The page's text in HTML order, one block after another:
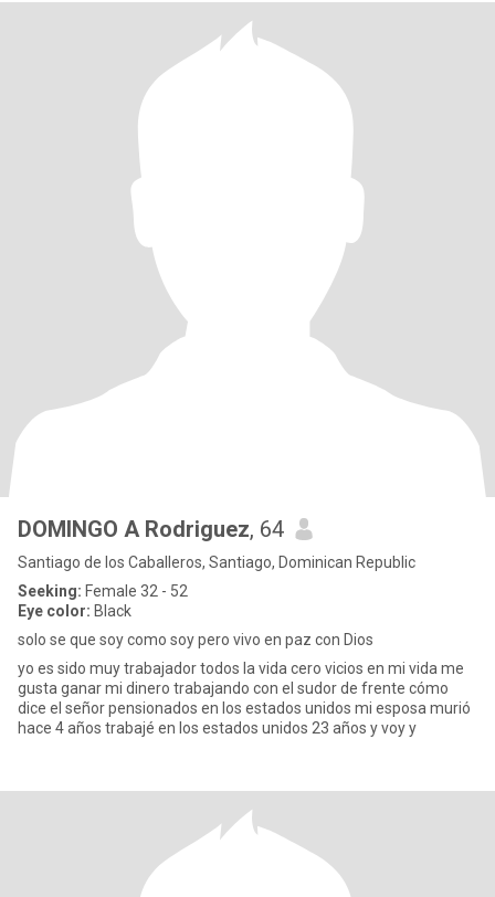
DOMINGO A Rodriguez, 64
Santiago de los Caballeros, Santiago, Dominican Republic
Seeking: Female 32 - 52
Eye color: Black
solo se que soy como soy pero vivo en paz con Dios
yo es sido muy trabajador todos la vida cero vicios en mi vida me
gusta ganar mi dinero trabajando con el sudor de frente cómo
dice el señor pensionados en los estados unidos mi esposa murió
hace 4 años trabajé en los estados unidos 23 años y voy y